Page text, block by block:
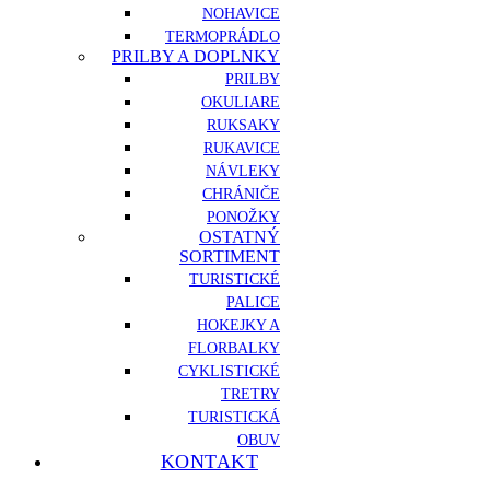
NOHAVICE
TERMOPRÁDLO
PRILBY A DOPLNKY
PRILBY
OKULIARE
RUKSAKY
RUKAVICE
NÁVLEKY
CHRÁNIČE
PONOŽKY
OSTATNÝ
SORTIMENT
TURISTICKÉ
PALICE
HOKEJKY A
FLORBALKY
CYKLISTICKÉ
TRETRY
TURISTICKÁ
OBUV
KONTAKT